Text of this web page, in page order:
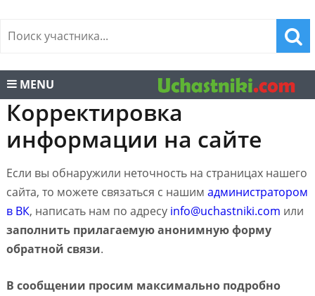
MENU
Корректировка
информации на сайте
Если вы обнаружили неточность на страницах нашего
сайта, то можете связаться с нашим администратором
в ВК, написать нам по адресу info@uchastniki.com или
заполнить прилагаемую анонимную форму
обратной связи.
В сообщении просим максимально подробно